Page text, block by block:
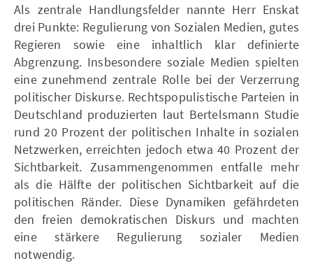
Als zentrale Handlungsfelder nannte Herr Enskat
drei Punkte: Regulierung von Sozialen Medien, gutes
Regieren sowie eine inhaltlich klar definierte
Abgrenzung. Insbesondere soziale Medien spielten
eine zunehmend zentrale Rolle bei der Verzerrung
politischer Diskurse. Rechtspopulistische Parteien in
Deutschland produzierten laut Bertelsmann Studie
rund 20 Prozent der politischen Inhalte in sozialen
Netzwerken, erreichten jedoch etwa 40 Prozent der
Sichtbarkeit. Zusammengenommen entfalle mehr
als die Hälfte der politischen Sichtbarkeit auf die
politischen Ränder. Diese Dynamiken gefährdeten
den freien demokratischen Diskurs und machten
eine stärkere Regulierung sozialer Medien
notwendig.